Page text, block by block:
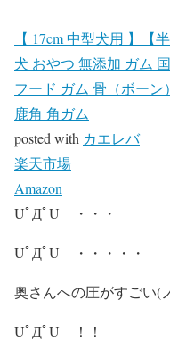
【 17cm 中型犬用 】【
犬 おやつ 無添加 ガム
フード ガム 骨（ボーン
鹿角 角ガム
posted with カエレバ
楽天市場
Amazon
UﾟДﾟU ・・・
UﾟДﾟU ・・・・・
奥さんへの圧がすごい(
UﾟДﾟU ！！